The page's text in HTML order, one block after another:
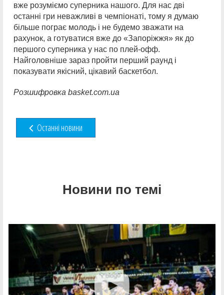
вже розуміємо суперника нашого. Для нас дві
останні гри неважливі в чемпіонаті, тому я думаю
більше пограє молодь і не будемо зважати на
рахунок, а готуватися вже до «Запоріжжя» як до
першого суперника у нас по плей-офф.
Найголовніше зараз пройти перший раунд і
показувати якісний, цікавий баскетбол.
Розшифровка basket.com.ua
Останні новини
Новини по темі